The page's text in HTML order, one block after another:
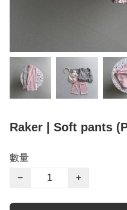
Raker | Soft pants
數量
−
+